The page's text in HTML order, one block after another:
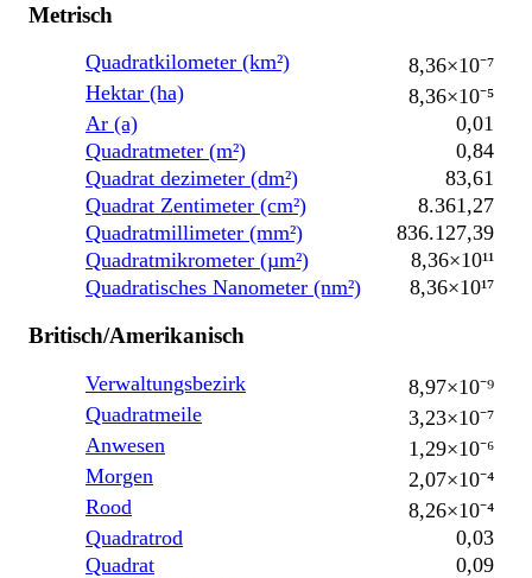
Metrisch
Quadratkilometer (km²)
8,36×10⁻⁷
Hektar (ha)
8,36×10⁻⁵
Ar (a)
0,01
Quadratmeter (m²)
0,84
Quadrat dezimeter (dm²)
83,61
Quadrat Zentimeter (cm²)
8.361,27
Quadratmillimeter (mm²)
836.127,39
Quadratmikrometer (µm²)
8,36×10¹¹
Quadratisches Nanometer (nm²)
8,36×10¹⁷
Britisch/Amerikanisch
Verwaltungsbezirk
8,97×10⁻⁹
Quadratmeile
3,23×10⁻⁷
Anwesen
1,29×10⁻⁶
Morgen
2,07×10⁻⁴
Rood
8,26×10⁻⁴
Quadratrod
0,03
Quadrat
0,09